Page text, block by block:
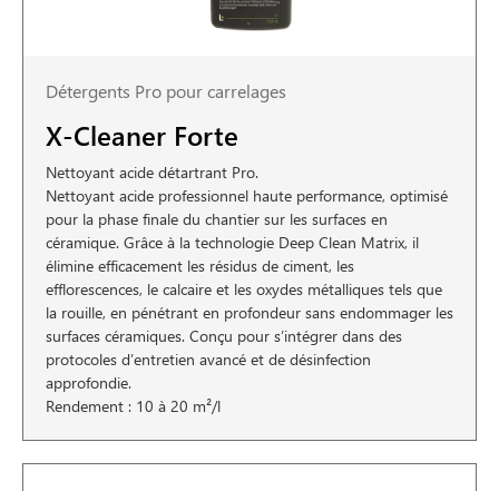
Détergents Pro pour carrelages
X-Cleaner Forte
Nettoyant acide détartrant Pro.
Nettoyant acide professionnel haute performance, optimisé
pour la phase finale du chantier sur les surfaces en
céramique. Grâce à la technologie Deep Clean Matrix, il
élimine efficacement les résidus de ciment, les
efflorescences, le calcaire et les oxydes métalliques tels que
la rouille, en pénétrant en profondeur sans endommager les
surfaces céramiques. Conçu pour s’intégrer dans des
protocoles d’entretien avancé et de désinfection
approfondie.
Rendement : 10 à 20 m²/l